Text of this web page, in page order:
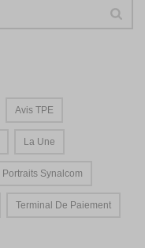
Avis TPE
La Une
Portraits Synalcom
Terminal De Paiement